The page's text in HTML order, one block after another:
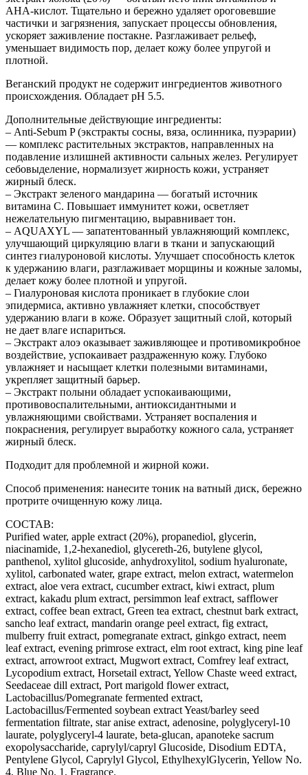
AHA-кислот. Тщательно и бережно удаляет ороговевшие
частички и загрязнения, запускает процессы обновления,
ускоряет заживление постакне. Разглаживает рельеф,
уменьшает видимость пор, делает кожу более упругой и
плотной.
Веганский продукт не содержит ингредиентов животного
происхождения. Обладает pH 5.5.
Дополнительные действующие ингредиенты:
– Anti-Sebum P (экстракты сосны, вяза, ослинника, пуэрарии)
— комплекс растительных экстрактов, направленных на
подавление излишней активности сальных желез. Регулирует
себовыделение, нормализует жирность кожи, устраняет
жирный блеск.
– Экстракт зеленого мандарина — богатый источник
витамина С. Повышает иммунитет кожи, осветляет
нежелательную пигментацию, выравнивает тон.
– AQUAXYL — запатентованный увлажняющий комплекс,
улучшающий циркуляцию влаги в ткани и запускающий
синтез гиалуроновой кислоты. Улучшает способность клеток
к удержанию влаги, разглаживает морщины и кожные заломы,
делает кожу более плотной и упругой.
– Гиалуроновая кислота проникает в глубокие слои
эпидермиса, активно увлажняет клетки, способствует
удержанию влаги в коже. Образует защитный слой, который
не дает влаге испариться.
– Экстракт алоэ оказывает заживляющее и противомикробное
воздействие, успокаивает раздраженную кожу. Глубоко
увлажняет и насыщает клетки полезными витаминами,
укрепляет защитный барьер.
– Экстракт полыни обладает успокаивающими,
противовоспалительными, антиоксидантными и
увлажняющими свойствами. Устраняет воспаления и
покраснения, регулирует выработку кожного сала, устраняет
жирный блеск.
Подходит для проблемной и жирной кожи.
Способ применения: нанесите тоник на ватный диск, бережно
протрите очищенную кожу лица.
СОСТАВ:
Purified water, apple extract (20%), propanediol, glycerin,
niacinamide, 1,2-hexanediol, glycereth-26, butylene glycol,
panthenol, xylitol glucoside, anhydroxylitol, sodium hyaluronate,
xylitol, carbonated water, grape extract, melon extract, watermelon
extract, aloe vera extract, cucumber extract, kiwi extract, plum
extract, kakadu plum extract, persimmon leaf extract, safflower
extract, coffee bean extract, Green tea extract, chestnut bark extract,
sancho leaf extract, mandarin orange peel extract, fig extract,
mulberry fruit extract, pomegranate extract, ginkgo extract, neem
leaf extract, evening primrose extract, elm root extract, king pine leaf
extract, arrowroot extract, Mugwort extract, Comfrey leaf extract,
Lycopodium extract, Horsetail extract, Yellow Chaste weed extract,
Seedaceae dill extract, Port marigold flower extract,
Lactobacillus/Pomegranate fermented extract,
Lactobacillus/Fermented soybean extract Yeast/barley seed
fermentation filtrate, star anise extract, adenosine, polyglyceryl-10
laurate, polyglyceryl-4 laurate, beta-glucan, apanoteke sacrum
exopolysaccharide, caprylyl/capryl Glucoside, Disodium EDTA,
Pentylene Glycol, Caprylyl Glycol, EthylhexylGlycerin, Yellow No.
4, Blue No. 1, Fragrance.